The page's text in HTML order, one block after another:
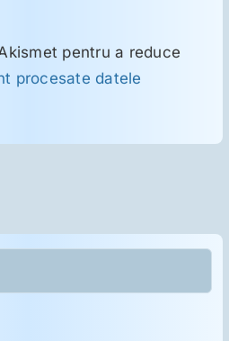
pentru a reduce
procesate datele